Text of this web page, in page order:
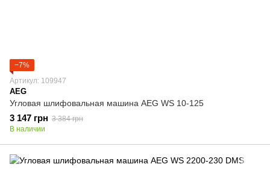
−7%
Артикул: 109947
AEG
Угловая шлифовальная машина AEG WS 10-125
3 147 грн 3 384 грн
В наличии